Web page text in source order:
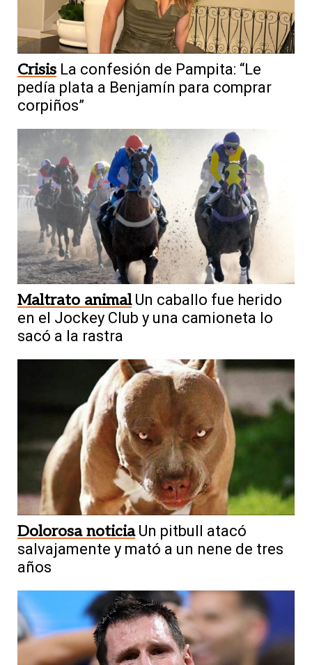
Crisis La confesión de Pampita: “Le
pedía plata a Benjamín para comprar
corpiños”
Maltrato animal Un caballo fue herido
en el Jockey Club y una camioneta lo
sacó a la rastra
Dolorosa noticia Un pitbull atacó
salvajamente y mató a un nene de tres
años